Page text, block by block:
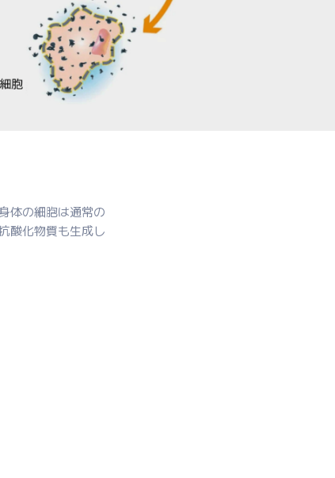
体の細胞は通常の
酸化物質も生成し